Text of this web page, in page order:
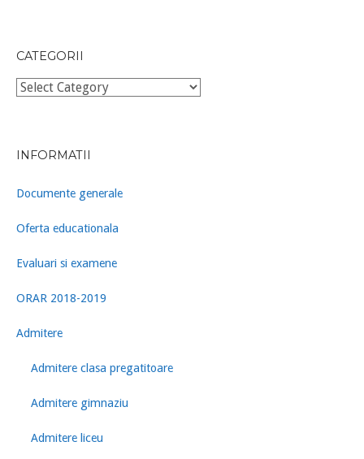
CATEGORII
Categorii
INFORMATII
Documente generale
Oferta educationala
Evaluari si examene
ORAR 2018-2019
Admitere
Admitere clasa pregatitoare
Admitere gimnaziu
Admitere liceu